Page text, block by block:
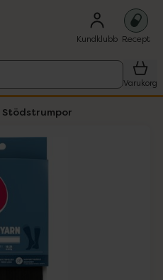
Kundklubb Recept
Varukorg
Stödstrumpor
2 objekt.